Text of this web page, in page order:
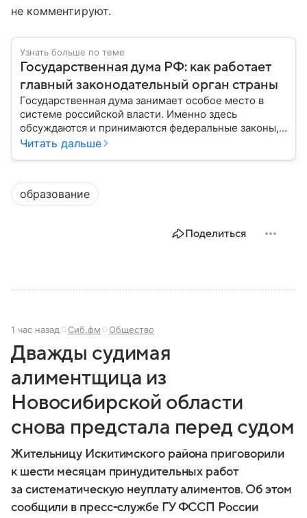
не комментируют.
Узнать больше по теме
Государственная дума РФ: как работает
главный законодательный орган страны
Государственная дума занимает особое место в
системе российской власти. Именно здесь
обсуждаются и принимаются федеральные законы,
определяющие развитие государства, экономики и
затрагивающие жизнь миллионов граждан.
Разбираемся, как устроена Госдума, какие
Читать дальше
образование
Поделиться
1 час назад Сиб.фм Общество
Дважды судимая
алиментщица из
Новосибирской области
снова предстала перед судом
Жительницу Искитимского района приговорили
к шести месяцам принудительных работ
за систематическую неуплату алиментов. Об этом
сообщили в пресс-службе ГУ ФССП России